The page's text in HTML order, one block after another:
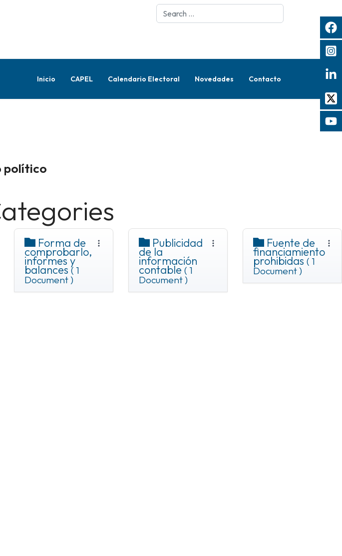
Search
Inicio CAPEL Calendario Electoral Novedades Contacto
político
Forma de
comprobarlo,
informes y
balances ( 1
Document )
Publicidad
de la
información
contable ( 1
Document )
Fuente de
financiamiento
prohibidas ( 1
Document )